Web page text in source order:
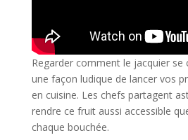
Regarder comment le jacquier se
une façon ludique de lancer vos
en cuisine. Les chefs partagent
rendre ce fruit aussi accessible
chaque bouchée.